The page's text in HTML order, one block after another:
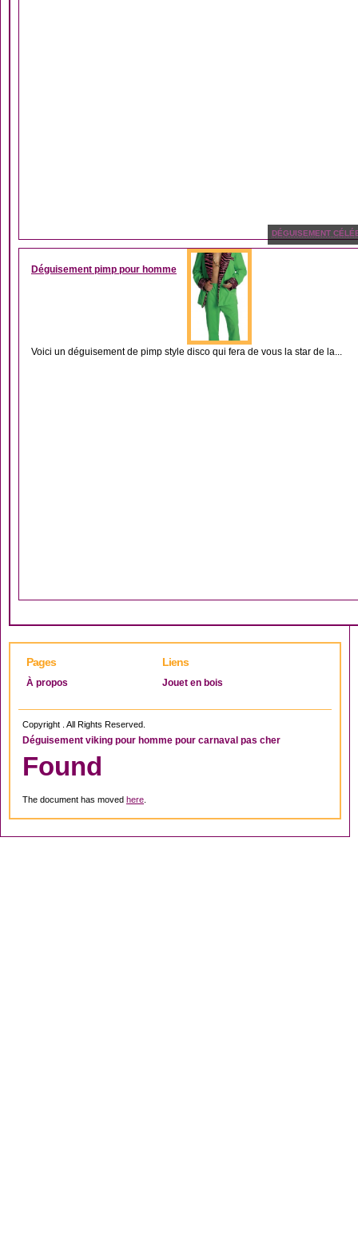
DÉGUISEMENT
Déguisement pimp pour homme
Voici un déguisement de pimp style disco qui fera de vous la star de la...
Pages
À propos
Liens
Jouet en bois
Copyright . All Rights Reserved.
Déguisement viking pour homme pour carnaval pas cher
Found
The document has moved here